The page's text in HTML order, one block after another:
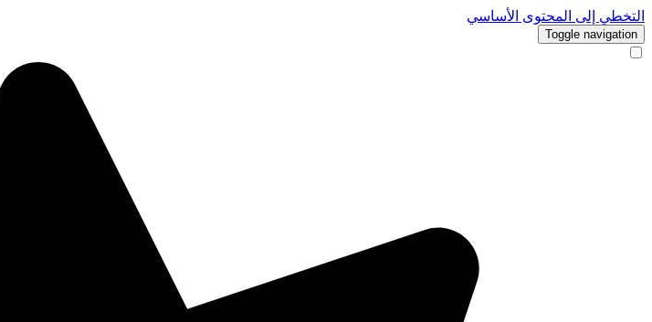
التخطي إلى المحتوى الأساسي
Toggle navigation